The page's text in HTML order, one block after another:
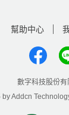
幫助中心
數字科技股份有
Addcn